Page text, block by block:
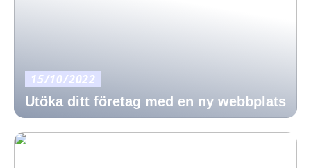
15/10/2022
Utöka ditt företag med en ny webbplats